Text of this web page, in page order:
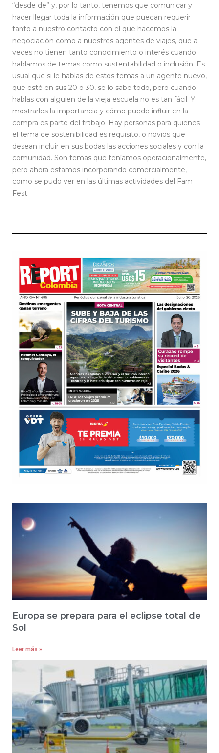
“desde de” y, por lo tanto, tenemos que comunicar y
hacer llegar toda la información que puedan requerir
tanto a nuestro contacto con el que hacemos la
negociación como a nuestros agentes de viajes, que a
veces no tienen tanto conocimiento o interés cuando
hablamos de temas como sustentabilidad o inclusión. Es
usual que si le hablas de estos temas a un agente nuevo,
que esté en sus 20 o 30, se lo sabe todo, pero cuando
hablas con alguien de la vieja escuela no es tan fácil. Y
mostrarles la importancia y cómo puede influir en la
compra es parte del trabajo. Hay personas para quienes
el tema de sostenibilidad es requisito, o novios que
desean incluir en sus bodas las acciones sociales y con la
comunidad. Son temas que teníamos operacionalmente,
pero ahora estamos incorporando comercialmente,
como se pudo ver en las últimas actividades del Fam
Fest.
Europa se prepara para el eclipse total de
Sol
Leer más »